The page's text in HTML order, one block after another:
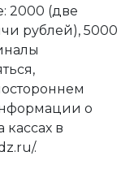
2000 (две
рублей), 5000
о
в
.